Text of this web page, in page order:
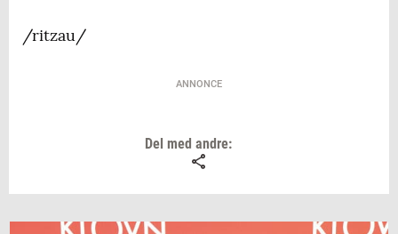
/ritzau/
ANNONCE
Del med andre: